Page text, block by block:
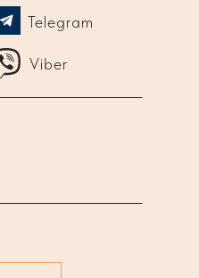
Viber
Telegram